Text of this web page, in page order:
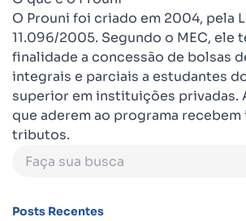
O Prouni foi criado em 2004, pela
11.096/2005. Segundo o MEC, ele
finalidade a concessão de bolsas
integrais e parciais a estudantes
superior em instituições privadas.
que aderem ao programa recebem
tributos.
Posts Recentes